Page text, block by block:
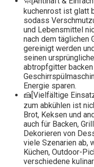
kuchenrost ist glatt
sodass
und Lebensmittel
nach dem täglichen
gereinigt werden
seinen
abtropfgitter
Energie sparen.
🍰[Vielfältige
zum abkühlen ist
Brot, Keksen und
auch für Backen,
Dekorieren von
viele Szenarien ab,
Küchen, Outdoor-
verschiedene